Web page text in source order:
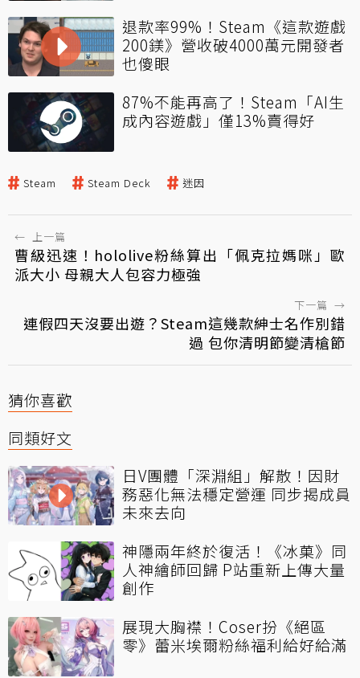
退款率99%！Steam《這款遊戲
200鎂》營收破4000萬元開發者
也傻眼
87%不能再高了！Steam「AI生
成內容遊戲」僅13%賣得好
Steam Steam Deck 迷因
← 上一篇
曹級迅速！hololive粉絲算出「佩克拉媽咪」歐
派大小 母親大人包容力極強
下一篇 →
連假四天沒要出遊？Steam這幾款紳士名作別錯
過 包你清明節變清槍節
猜你喜歡
同類好文
日V團體「深淵組」解散！因財
務惡化無法穩定營運 同步揭成員
未來去向
神隱兩年終於復活！《冰菓》同
人神繪師回歸 P站重新上傳大量
創作
展現大胸襟！Coser扮《絕區
零》蕾米埃爾粉絲福利給好給滿